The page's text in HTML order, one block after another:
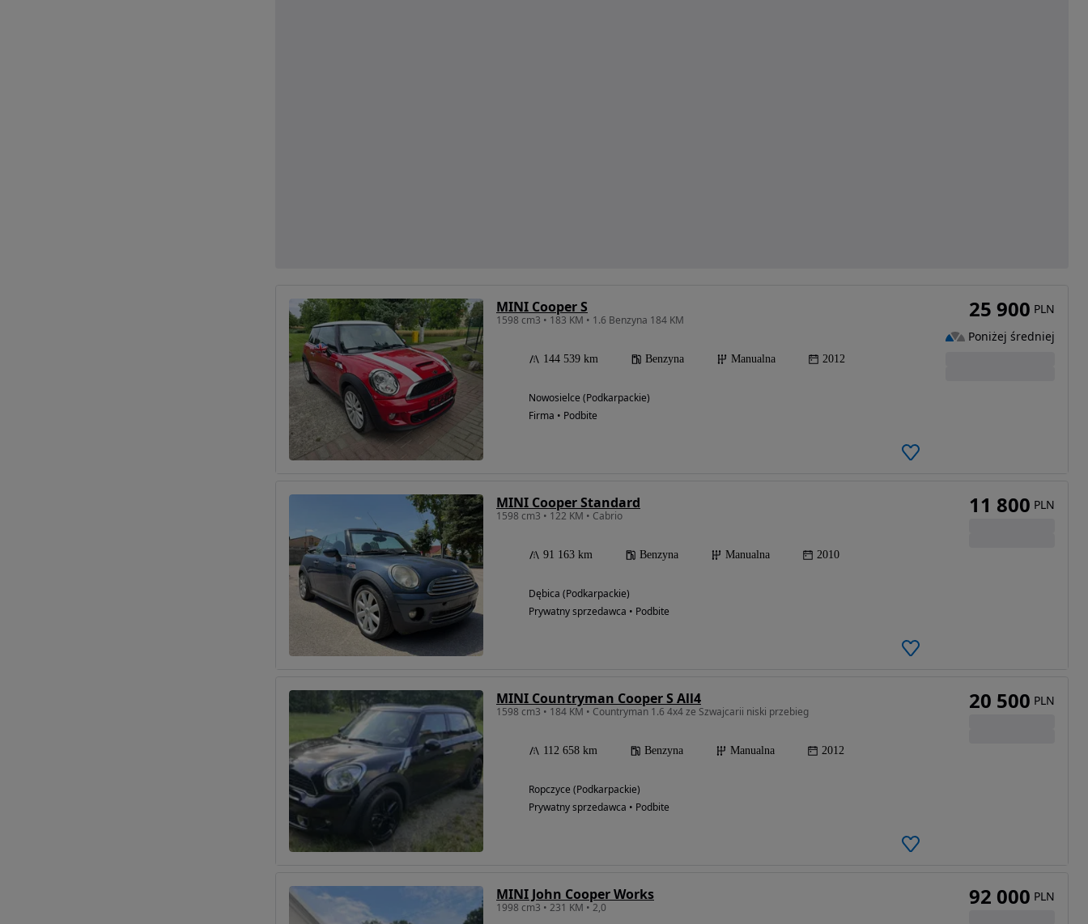
MINI Cooper S
1598 cm3 • 183 KM • 1.6 Benzyna 184 KM
144 539 km Benzyna Manualna 2012
Nowosielce (Podkarpackie)
Firma • Podbite
25 900 PLN
Poniżej średniej
MINI Cooper Standard
1598 cm3 • 122 KM • Cabrio
91 163 km Benzyna Manualna 2010
Dębica (Podkarpackie)
Prywatny sprzedawca • Podbite
11 800 PLN
MINI Countryman Cooper S All4
1598 cm3 • 184 KM • Countryman 1.6 4x4 ze Szwajcarii niski przebieg
112 658 km Benzyna Manualna 2012
Ropczyce (Podkarpackie)
Prywatny sprzedawca • Podbite
20 500 PLN
MINI John Cooper Works
1998 cm3 • 231 KM • 2,0 92 000 PLN